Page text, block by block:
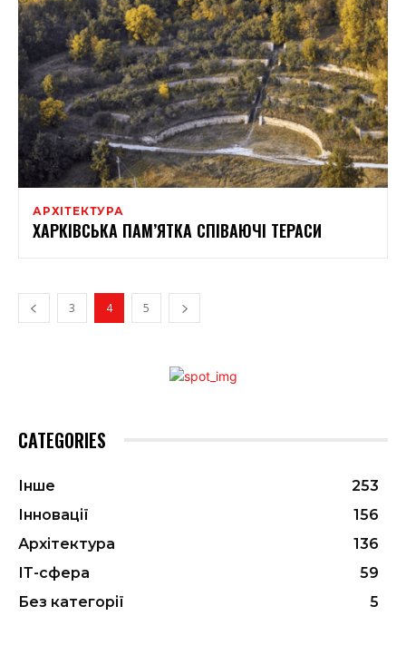
АРХІТЕКТУРА
ХАРКІВСЬКА ПАМ’ЯТКА СПІВАЮЧІ ТЕРАСИ
3 4 5
CATEGORIES
Інше
253
Інновації
156
Архітектура
136
ІТ-сфера
59
Без категорії
5